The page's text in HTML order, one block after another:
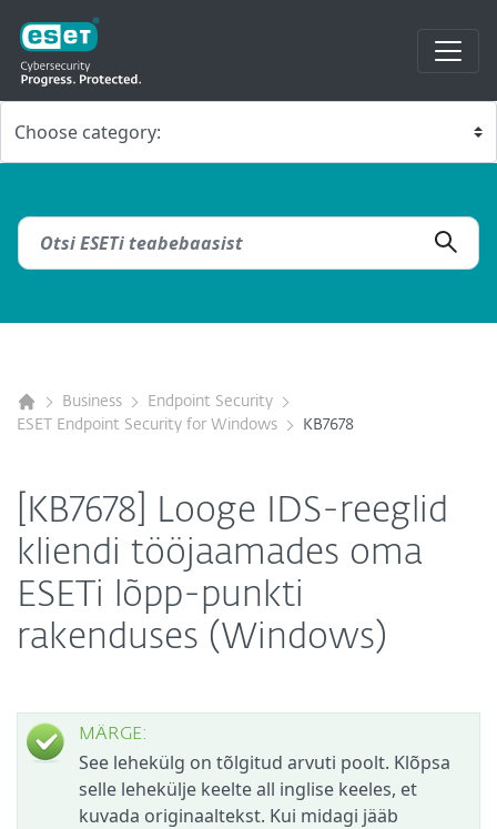
Business
Endpoint Security
ESET Endpoint Security for Windows
KB7678
[KB7678] Looge IDS-reeglid
kliendi tööjaamades oma
ESETi lõpp-punkti
rakenduses (Windows)
MÄRGE:
See lehekülg on tõlgitud arvuti poolt. Klõpsa
selle lehekülje keelte all inglise keeles, et
kuvada originaaltekst. Kui midagi jääb